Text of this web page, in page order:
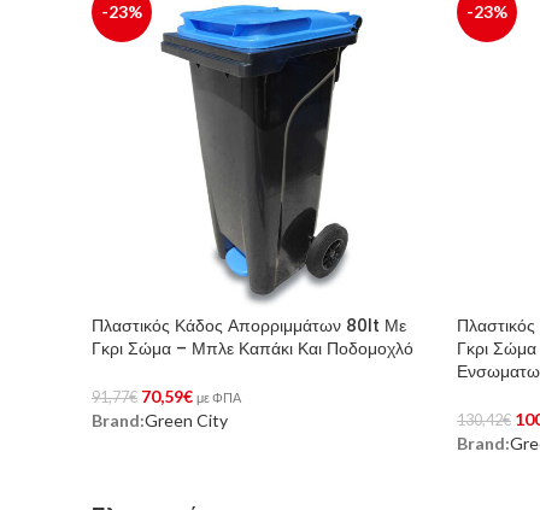
-23%
Πλαστικός Κάδος Απορριμμάτων 80lt Με
Γκρι Σώμα – Μπλε Καπάκι Και Ποδομοχλό
91,77€ 70,59€ με ΦΠΑ
Αγορά Προϊόντος
Brand:Green City
-23%
Γκρι
130,42€
Αγορά
Brand: